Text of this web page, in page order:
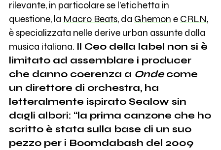
rilevante, in particolare se l’etichetta in
questione, la Macro Beats, da Ghemon e CRLN,
è specializzata nelle derive urban assunte dalla
musica italiana. Il Ceo della label non si è
limitato ad assemblare i producer
che danno coerenza a Ondecome
un direttore di orchestra, ha
letteralmente ispirato Sealow sin
dagli albori: “la prima canzone che ho
scritto è stata sulla base di un suo
pezzo per i Boomdabash del 2009